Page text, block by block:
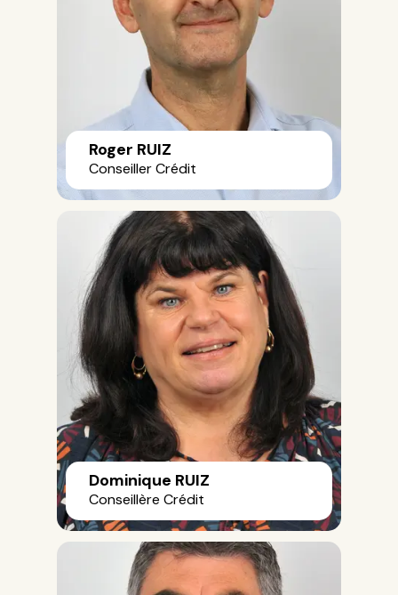
Roger RUIZ
Conseiller Crédit
Dominique RUIZ
Conseillère Crédit